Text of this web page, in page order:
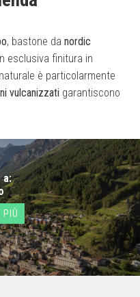
, bastone da nordic
esclusiva finitura in
naturale è particolarmente
vulcanizzati garantiscono
a:
PIÙ